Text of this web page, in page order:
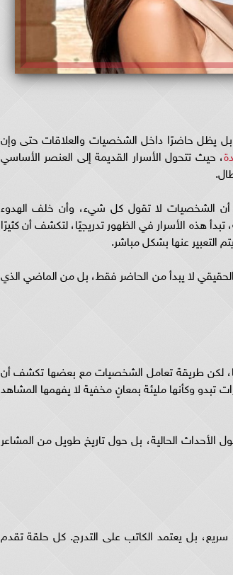
بل يظل حاضرًا داخل الشخصيات والعلاقات حتى وإن
، حيث تتحول الأسرار القديمة إلى العنصر الأساسي
أن الشخصيات لا تقول كل شيء، وأن خلف الهدوء
هذه الأسرار في الظهور تدريجيًا، لتكشف أن كثيرًا
عنها بشكل مباشر.
الحقيقي لا يبدأ من الحاضر فقط، بل من الماضي الذي
لكن طريقة تعامل الشخصيات مع بعضها تكشف أن
وكأنها مليئة بمعانٍ مخفية لا يفهمها المشاهد
الأحداث الحالية، بل حول تاريخ طويل من المشاعر
بل يعتمد الكاتب على التدرج. كل حلقة تقدم